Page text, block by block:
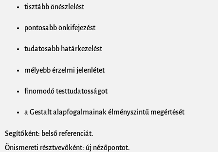
tisztább önészlelést
pontosabb önkifejezést
tudatosabb határkezelést
mélyebb érzelmi jelenlétet
finomodó testtudatosságot
a Gestalt alapfogalmainak élményszintű megértését
Segítőként: belső referenciát.
Önismereti résztvevőként: új nézőpontot.